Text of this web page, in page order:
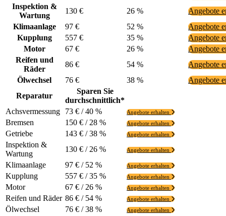
Inspektion &
Wartung
130 € 26 %
Angebote
Klimaanlage
97 € 52 %
Angebote
Kupplung
557 € 35 %
Angebote
Motor
67 € 26 %
Angebote
Reifen und
Räder
86 € 54 %
Angebote
Ölwechsel
76 € 38 %
Angebote
Reparatur
Sparen Sie
durchschnittlich*
Achsvermessung
73 € / 40 % Angebote erhalten
Bremsen 150 € / 28 % Angebote erhalten
Getriebe 143 € / 38 % Angebote erhalten
Inspektion &
Wartung
130 € / 26 % Angebote erhalten
Klimaanlage 97 € / 52 % Angebote erhalten
Kupplung 557 € / 35 % Angebote erhalten
Motor 67 € / 26 % Angebote erhalten
Reifen und Räder 86 € / 54 % Angebote erhalten
Ölwechsel 76 € / 38 % Angebote erhalten